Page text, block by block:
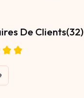
De Clients(32)